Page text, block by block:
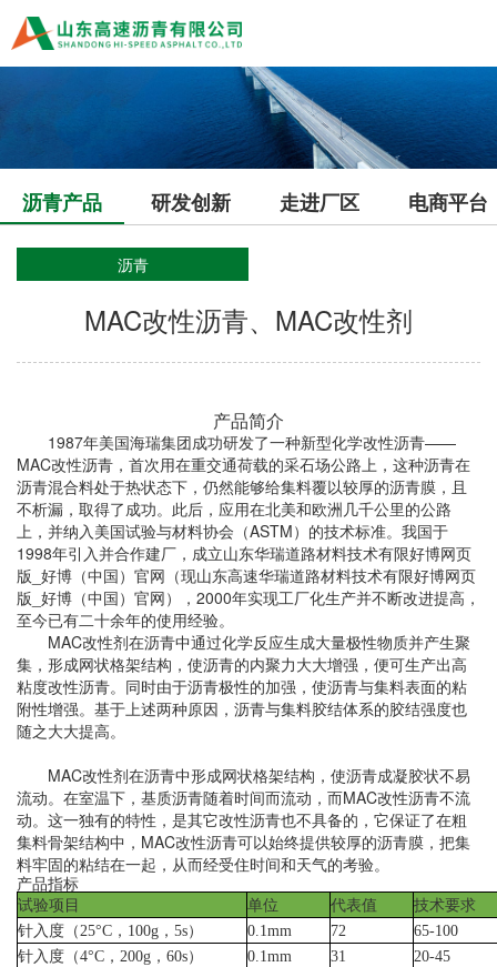
沥青产品 研发创新 走进厂区 电商平台
沥青
MAC改性沥青、MAC改性剂
产品简介
1987年美国海瑞集团成功研发了一种新型化学改性沥青——
MAC改性沥青，首次用在重交通荷载的采石场公路上，这种沥青在
沥青混合料处于热状态下，仍然能够给集料覆以较厚的沥青膜，且
不析漏，取得了成功。此后，应用在北美和欧洲几千公里的公路
上，并纳入美国试验与材料协会（ASTM）的技术标准。我国于
1998年引入并合作建厂，成立山东华瑞道路材料技术有限好博网页
版_好博（中国）官网（现山东高速华瑞道路材料技术有限好博网页
版_好博（中国）官网）， 2000年实现工厂化生产并不断改进提高，
至今已有二十余年的使用经验。
MAC改性剂在沥青中通过化学反应生成大量极性物质并产生聚
集，形成网状格架结构，使沥青的内聚力大大增强，便可生产出高
粘度改性沥青。同时由于沥青极性的加强，使沥青与集料表面的粘
附性增强。基于上述两种原因，沥青与集料胶结体系的胶结强度也
随之大大提高。
MAC改性剂在沥青中形成网状格架结构，使沥青成凝胶状不易
流动。在室温下，基质沥青随着时间而流动，而MAC改性沥青不流
动。这一独有的特性，是其它改性沥青也不具备的，它保证了在粗
集料骨架结构中， MAC改性沥青可以始终提供较厚的沥青膜，把集
料牢固的粘结在一起，从而经受住时间和天气的考验。
产品指标
试验项目 单位 代表值
技术要求
针入度（25°C ， 100g ， 5s） 0.1mm 72
65-100
针入度（4°C ， 200g ， 60s） 0.1mm 31
20-45